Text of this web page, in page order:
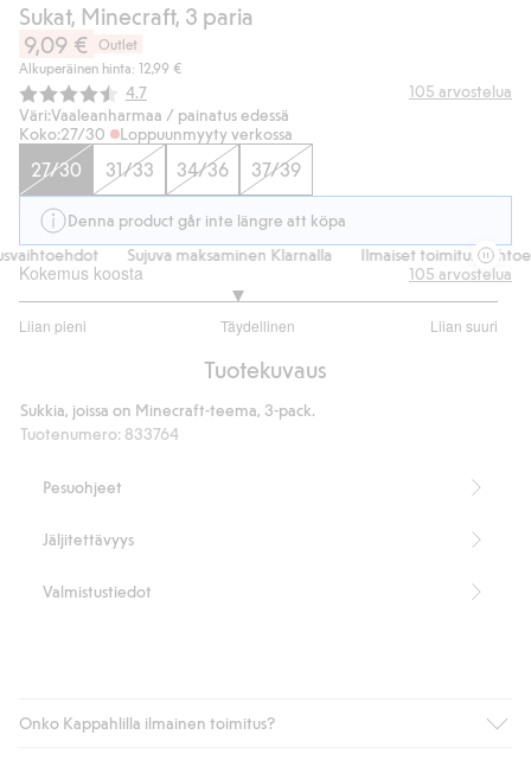
Sukat, Minecraft, 3 paria
9,09 €
Outlet
Alkuperäinen hinta: 12,99 €
Keskimääräinen luokitus:
4.7 105 arvostelua
Väri:Vaaleanharmaa / painatus edessä
Koko:27/30 Loppuunmyyty verkossa
27/30 31/33 34/36 37/39
Denna product går inte längre att köpa
Sujuva maksaminen Klarnalla Ilmaiset
Kokemus koosta
Liian pieni Täydellinen Liian suuri
/
ääneen
105 arvostelua
Tuotekuvaus
Sukkia, joissa on Minecraft-teema, 3-pack.
Tuotenumero: 833764
Pesuohjeet
Jäljitettävyys
Valmistustiedot
Onko Kappahlilla ilmainen toimitus?